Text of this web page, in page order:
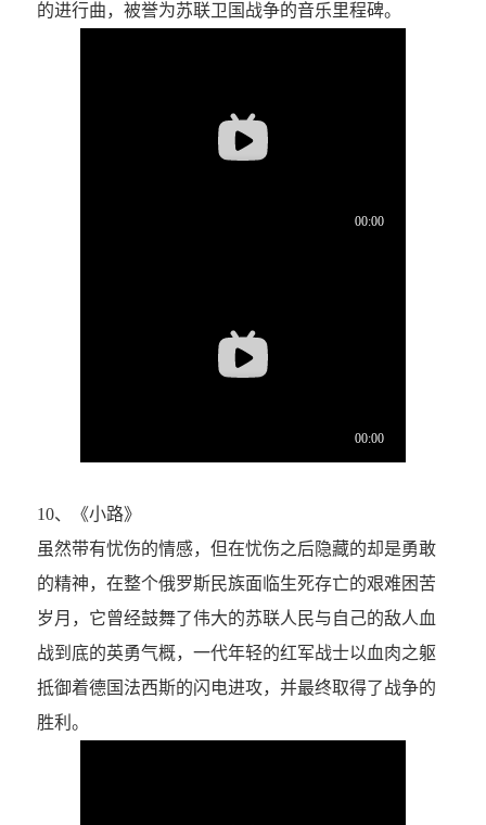
的进行曲，被誉为苏联卫国战争的音乐里程碑。
10、《小路》
虽然带有忧伤的情感，但在忧伤之后隐藏的却是勇敢
的精神，在整个俄罗斯民族面临生死存亡的艰难困苦
岁月，它曾经鼓舞了伟大的苏联人民与自己的敌人血
战到底的英勇气概，一代年轻的红军战士以血肉之躯
抵御着德国法西斯的闪电进攻，并最终取得了战争的
胜利。